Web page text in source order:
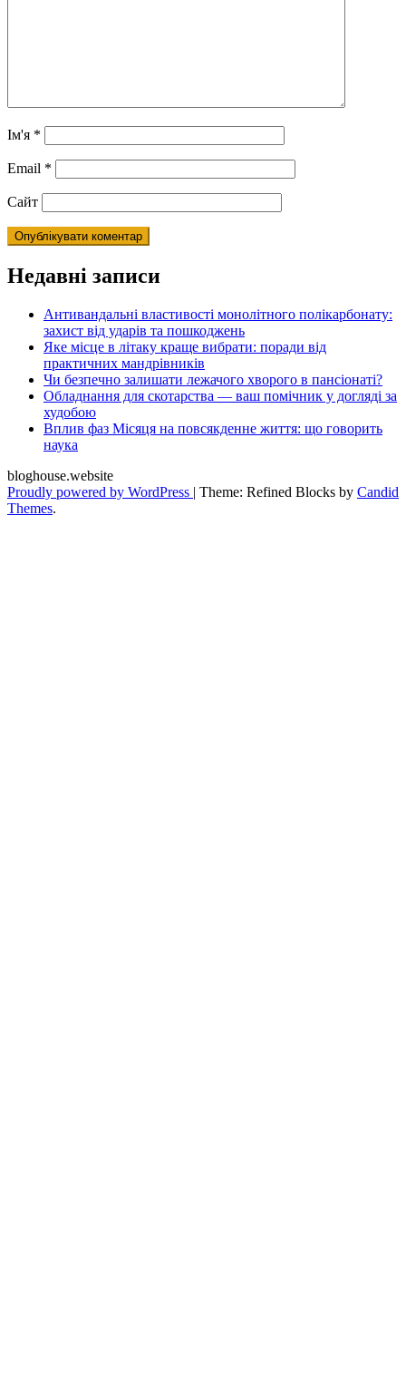
Ім'я *
Email *
Сайт
Недавні записи
Антивандальні властивості монолітного полікарбонату:
захист від ударів та пошкоджень
Яке місце в літаку краще вибрати: поради від
практичних мандрівників
Чи безпечно залишати лежачого хворого в пансіонаті?
Обладнання для скотарства — ваш помічник у догляді за
худобою
Вплив фаз Місяця на повсякденне життя: що говорить
наука
bloghouse.website
Proudly powered by WordPress | Theme: Refined Blocks by Candid
Themes.